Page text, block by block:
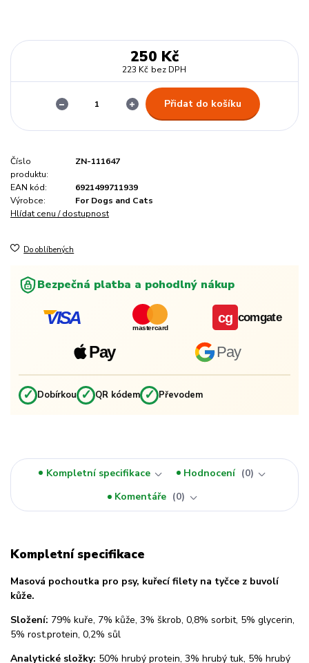
250 Kč
223 Kč bez DPH
Přidat do košíku
Číslo
produktu:
ZN-111647
EAN kód:
6921499711939
Výrobce:
For Dogs and Cats
Hlídat cenu / dostupnost
Do oblíbených
Bezpečná platba a pohodlný nákup
VISA mastercard
Pay Pay
cg comgate
✓ Dobírkou ✓ QR kódem ✓ Převodem
Kompletní specifikace Hodnocení
0
Komentáře
0
Kompletní specifikace
Masová pochoutka pro psy, kuřecí filety na tyčce z buvolí
kůže.
Složení: 79% kuře, 7% kůže, 3% škrob, 0,8% sorbit, 5% glycerin,
5% rost.protein, 0,2% sůl
Analytické složky: 50% hrubý protein, 3% hrubý tuk, 5% hrubý